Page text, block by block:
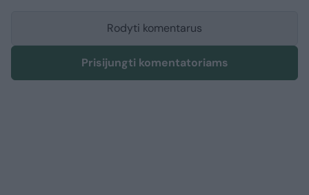
Rodyti komentarus
Prisijungti komentatoriams